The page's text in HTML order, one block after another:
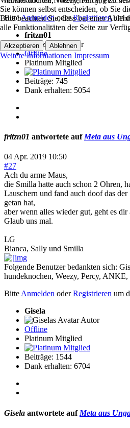
BitteAnmeldenoderRegistrierenum
fritzn01
Offline
Platinum Mitglied
Beiträge: 745
Dank erhalten: 5054
fritzn01 antwortete auf Meta aus
04 Apr. 2019 10:50
#27
Ach du arme Maus,
die Smilla hatte auch schon 2 Ohren,
Lauschern und fand auch doof das
getan hat,
aber wenn alles wieder gut, geht es dir
Glaub uns mal.
LG
Bianca, Sally und Smilla
Folgende Benutzer bedankten sich:
hundeknochen, Weezy, Percy, ANKE,
BitteAnmelden oderRegistrieren um
Gisela
Autor
Offline
Platinum Mitglied
Beiträge: 1544
Dank erhalten: 6704
Gisela antwortete auf Meta aus
Sie können selbst entscheiden, ob Sie
Bitte beachten Sie, dass bei einer
alle Funktionalitäten der Seite zur
Akzeptieren Ablehnen
Weitere Informationen Impressum